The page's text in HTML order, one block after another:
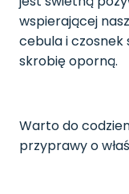
wspierającej
cebula i czosnek
skrobię oporną.
Warto do
przyprawy o